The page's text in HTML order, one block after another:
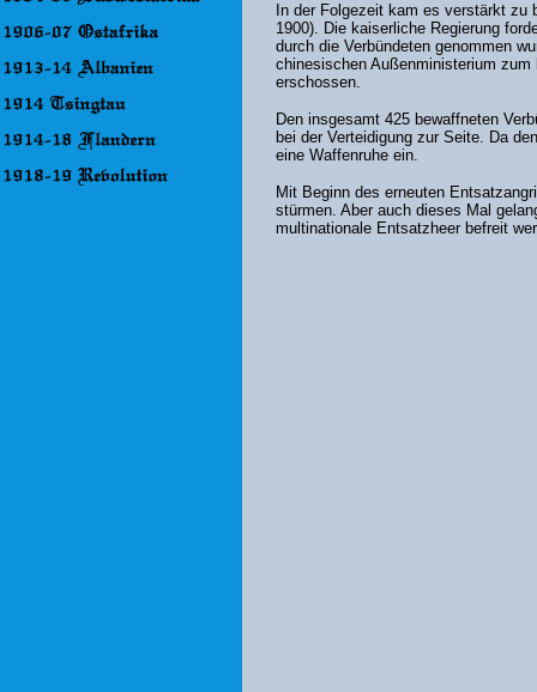
In der Folgezeit kam es verstärkt zu
1900). Die kaiserliche Regierung
durch die Verbündeten genommen
chinesischen Außenministerium
erschossen.
Den insgesamt 425 bewaffneten
bei der Verteidigung zur Seite. Da
eine Waffenruhe ein.
Mit Beginn des erneuten
stürmen. Aber auch dieses Mal
multinationale Entsatzheer befreit